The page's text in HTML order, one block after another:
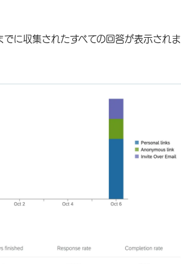
×
に収集されたすべての回答が表示されま